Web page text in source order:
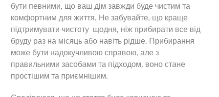
бути певними, що ваш дім завжди буде чистим та
комфортним для життя. Не забувайте, що краще
підтримувати чистоту щодня, ніж прибирати все від
бруду раз на місяць або навіть рідше. Прибирання
може бути надокучливою справою, але з
правильними засобами та підходом, воно стане
простішим та приємнішим.